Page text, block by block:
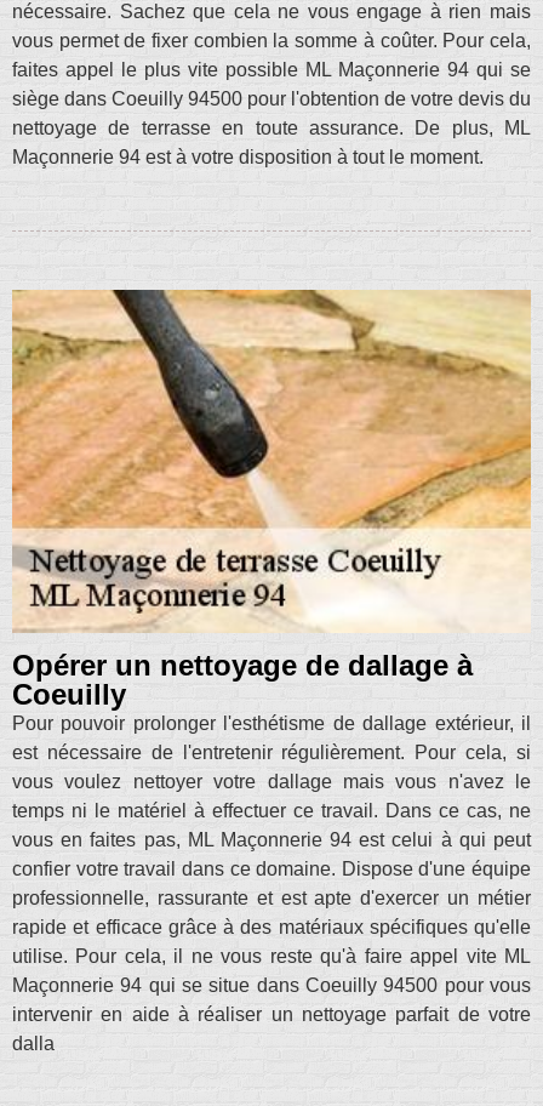
nécessaire. Sachez que cela ne vous engage à rien mais
vous permet de fixer combien la somme à coûter. Pour cela,
faites appel le plus vite possible ML Maçonnerie 94 qui se
siège dans Coeuilly 94500 pour l'obtention de votre devis du
nettoyage de terrasse en toute assurance. De plus, ML
Maçonnerie 94 est à votre disposition à tout le moment.
Opérer un nettoyage de dallage à
Coeuilly
Pour pouvoir prolonger l'esthétisme de dallage extérieur, il
est nécessaire de l'entretenir régulièrement. Pour cela, si
vous voulez nettoyer votre dallage mais vous n'avez le
temps ni le matériel à effectuer ce travail. Dans ce cas, ne
vous en faites pas, ML Maçonnerie 94 est celui à qui peut
confier votre travail dans ce domaine. Dispose d'une équipe
professionnelle, rassurante et est apte d'exercer un métier
rapide et efficace grâce à des matériaux spécifiques qu'elle
utilise. Pour cela, il ne vous reste qu'à faire appel vite ML
Maçonnerie 94 qui se situe dans Coeuilly 94500 pour vous
intervenir en aide à réaliser un nettoyage parfait de votre
dalla